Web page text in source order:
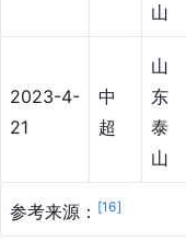
山
2023-4-
21
中
超
山
东
泰
山
参考来源： [16]